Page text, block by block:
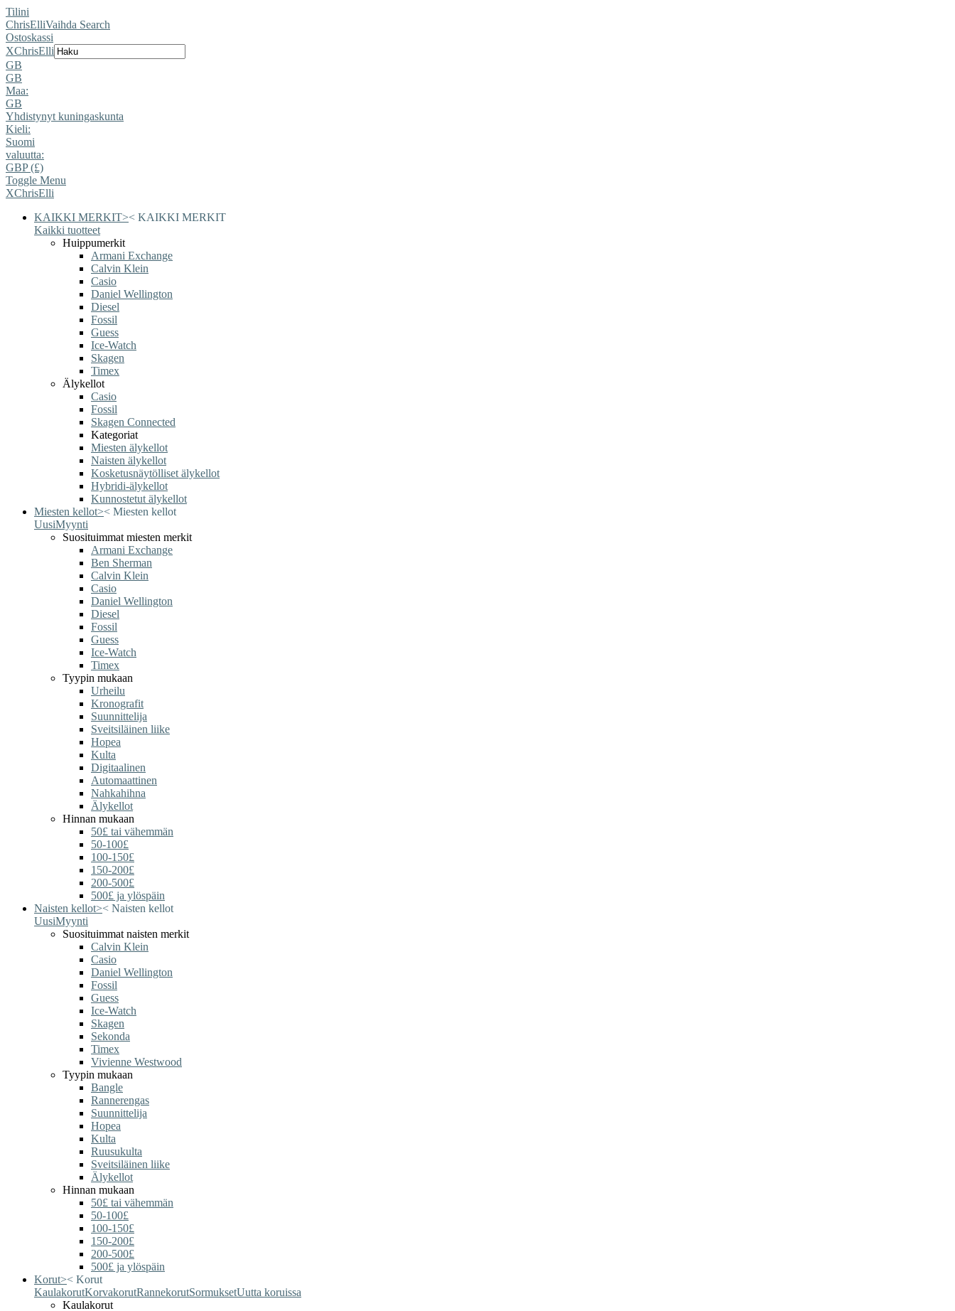
Tilini
ChrisElliVaihda Search
Ostoskassi
XChrisElli
GB
GB
Maa:
GB
Yhdistynyt kuningaskunta
Kieli:
Suomi
valuutta:
GBP (£)
Toggle Menu
XChrisElli
KAIKKI MERKIT>< KAIKKI MERKIT
Kaikki tuotteet
Huippumerkit
Armani Exchange
Calvin Klein
Casio
Daniel Wellington
Diesel
Fossil
Guess
Ice-Watch
Skagen
Timex
Älykellot
Casio
Fossil
Skagen Connected
Kategoriat
Miesten älykellot
Naisten älykellot
Kosketusnäytölliset älykellot
Hybridi-älykellot
Kunnostetut älykellot
Miesten kellot>< Miesten kellot
UusiMyynti
Suosituimmat miesten merkit
Armani Exchange
Ben Sherman
Calvin Klein
Casio
Daniel Wellington
Diesel
Fossil
Guess
Ice-Watch
Timex
Tyypin mukaan
Urheilu
Kronografit
Suunnittelija
Sveitsiläinen liike
Hopea
Kulta
Digitaalinen
Automaattinen
Nahkahihna
Älykellot
Hinnan mukaan
50£ tai vähemmän
50-100£
100-150£
150-200£
200-500£
500£ ja ylöspäin
Naisten kellot>< Naisten kellot
UusiMyynti
Suosituimmat naisten merkit
Calvin Klein
Casio
Daniel Wellington
Fossil
Guess
Ice-Watch
Skagen
Sekonda
Timex
Vivienne Westwood
Tyypin mukaan
Bangle
Rannerengas
Suunnittelija
Hopea
Kulta
Ruusukulta
Sveitsiläinen liike
Älykellot
Hinnan mukaan
50£ tai vähemmän
50-100£
100-150£
150-200£
200-500£
500£ ja ylöspäin
Korut>< Korut
KaulakorutKorvakorutRannekorutSormuksetUutta koruissa
Kaulakorut